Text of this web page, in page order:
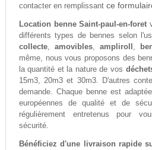
contacter en remplissant ce
Location benne Saint-paul-en-foret
différents types de bennes selon
collecte, amovibles, ampliroll ,
même, nous vous proposons des
la quantité et la nature de vos
15m3, 20m3 et 30m3. D'autres
demande. Chaque benne est
européennes de qualité et de
régulièrement entretenus pour
sécurité.
Bénéficiez d'une livraison rapide